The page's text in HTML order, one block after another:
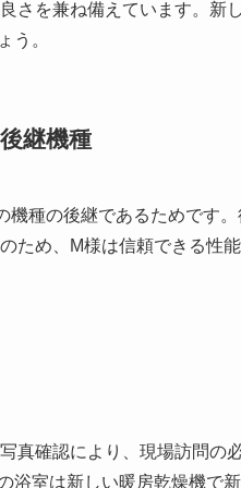
さを兼ね備えています。新
う。
継機種
種の後継であるためです
ため、M様は信頼できる性
真確認により、現場訪問の
室は新しい暖房乾燥機で